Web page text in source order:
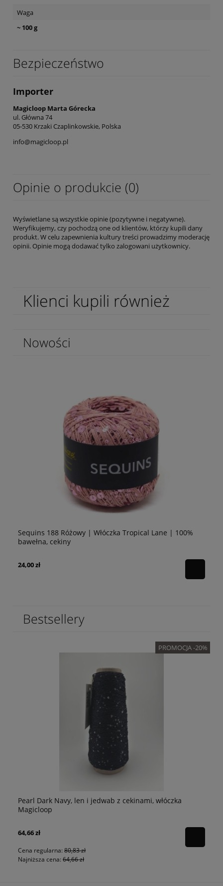
Waga
~ 100 g
Bezpieczeństwo
Importer
Magicloop Marta Górecka
ul. Główna 74
05-530 Krzaki Czaplinkowskie, Polska
info@magicloop.pl
Opinie o produkcie (0)
Wyświetlane są wszystkie opinie (pozytywne i negatywne).
Weryfikujemy, czy pochodzą one od klientów, którzy kupili dany
produkt. W celu zapewnienia kultury treści prowadzimy moderację
opinii. Opinie mogą dodawać tylko zalogowani użytkownicy.
Klienci kupili również
Nowości
Sequins 188 Różowy | Włóczka Tropical Lane | 100%
bawełna, cekiny
24,00 zł
Bestsellery
PROMOCJA -20%
Pearl Dark Navy, len i jedwab z cekinami, włóczka
Magicloop
64,66 zł
Cena regularna: 80,83 zł
Najniższa cena: 64,66 zł